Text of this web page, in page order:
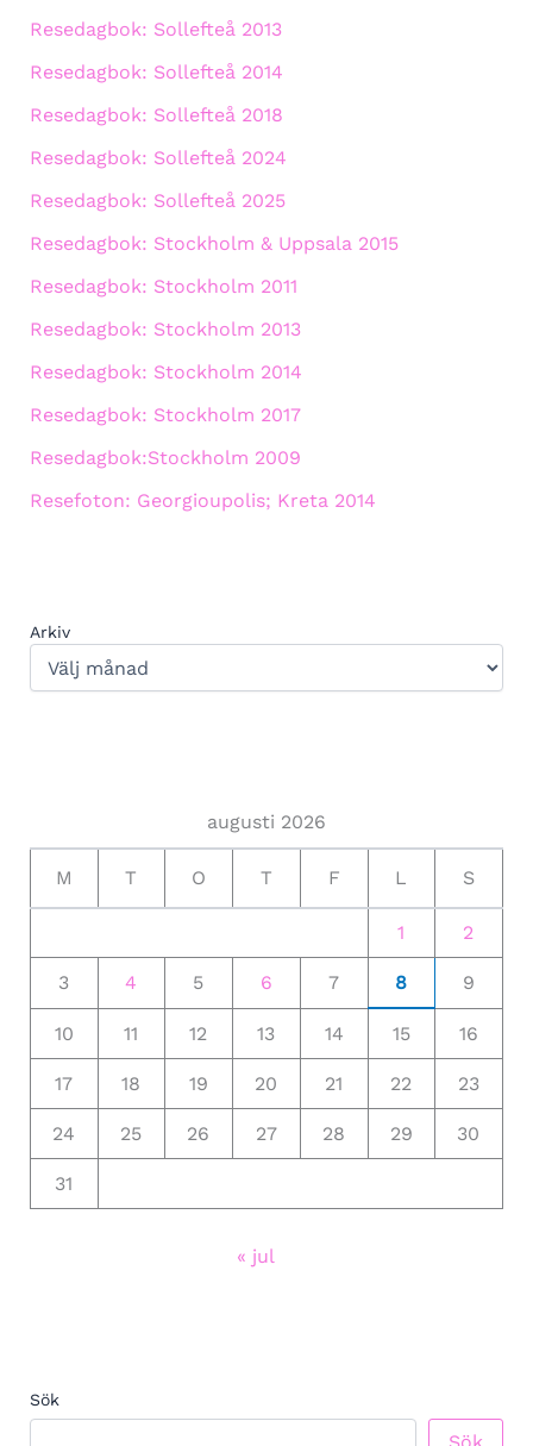
Resedagbok: Sollefteå 2013
Resedagbok: Sollefteå 2014
Resedagbok: Sollefteå 2018
Resedagbok: Sollefteå 2024
Resedagbok: Sollefteå 2025
Resedagbok: Stockholm & Uppsala 2015
Resedagbok: Stockholm 2011
Resedagbok: Stockholm 2013
Resedagbok: Stockholm 2014
Resedagbok: Stockholm 2017
Resedagbok:Stockholm 2009
Resefoton: Georgioupolis; Kreta 2014
Arkiv
augusti 2026
M T O T F L S
1 2
3 4 5 6 7 8 9
10 11 12 13 14 15 16
17 18 19 20 21 22 23
24 25 26 27 28 29 30
31
« jul
Sök